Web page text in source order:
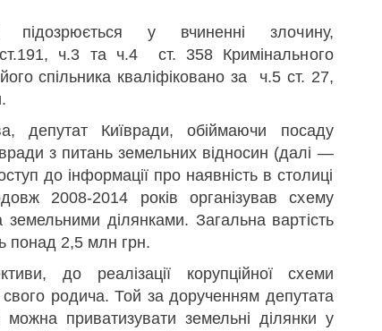
підозрюється у вчиненні злочину,
ч.3 та ч.4 ст. 358 Кримінального
спільника кваліфіковано за ч.5 ст. 27,
депутат Київради, обіймаючи посаду
з питань земельних відносин (далі —
до інформації про наявність в столиці
2008-2014 років організував схему
земельними ділянками. Загальна вартість
понад 2,5 млн грн.
до реалізації корупційної схеми
родича. Той за дорученням депутата
приватизувати земельні ділянки у